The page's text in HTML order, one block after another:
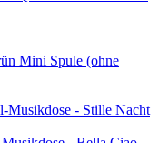
Mini Spule (ohne
Musikdose - Stille Nacht